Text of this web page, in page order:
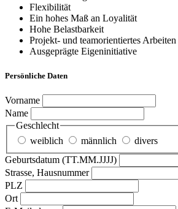
Flexibilität
Ein hohes Maß an Loyalität
Hohe Belastbarkeit
Projekt- und teamorientiertes Arbeiten
Ausgeprägte Eigeninitiative
Persönliche Daten
Vorname
Name
Geschlecht
weiblich
männlich
divers
Geburtsdatum (TT.MM.JJJJ)
Strasse, Hausnummer
PLZ
Ort